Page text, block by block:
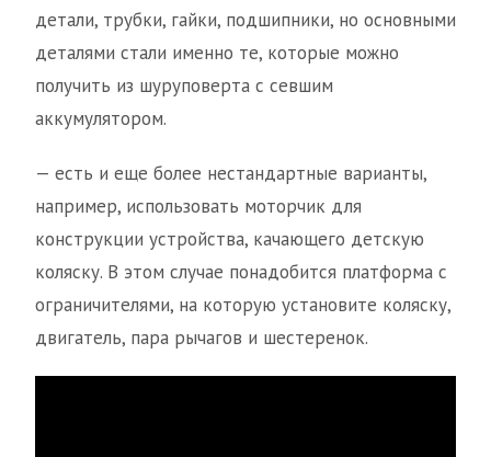
детали, трубки, гайки, подшипники, но основными
деталями стали именно те, которые можно
получить из шуруповерта с севшим
аккумулятором.
— есть и еще более нестандартные варианты,
например, использовать моторчик для
конструкции устройства, качающего детскую
коляску. В этом случае понадобится платформа с
ограничителями, на которую установите коляску,
двигатель, пара рычагов и шестеренок.